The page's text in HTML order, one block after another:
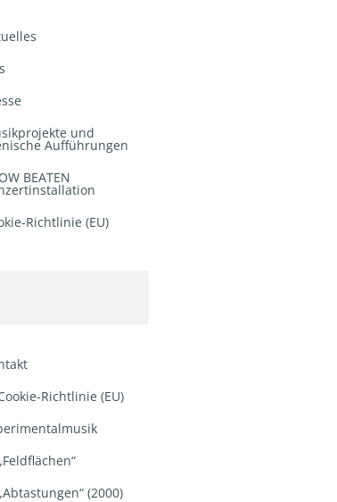
und
Aufführungen
BEATEN
Richtlinie (EU)
Richtlinie (EU)
(2000)